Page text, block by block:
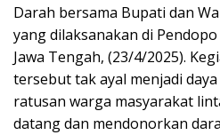
Darah bersama Bupati dan
yang dilaksanakan di
Jawa Tengah, (23/4/2025).
tersebut tak ayal menjadi
ratusan warga masyarakat
datang dan mendonorkan